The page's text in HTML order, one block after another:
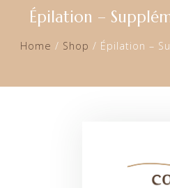
Épilation –
Home / Shop / Épilation –